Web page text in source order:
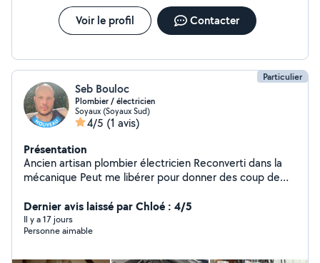
Voir le profil Contacter
Particulier
Seb Bouloc
Plombier / électricien
Soyaux (Soyaux Sud)
4/5 (1 avis)
Présentation
Ancien artisan plombier électricien Reconverti dans la
mécanique Peut me libérer pour donner des coup de
Dernier avis laissé par Chloé : 4/5
Il y a 17 jours
Personne aimable